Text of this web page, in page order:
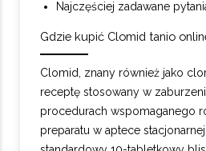
Najczęściej zadawane
Gdzie kupić Clomid tanio
Clomid, znany również jako
receptę stosowany w
procedurach wspomaganego
preparatu w aptece